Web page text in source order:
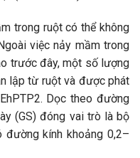
trong ruột có thể không
việc nảy mầm trong
trước đây, một số lượng
lập từ ruột và được phát
Dọc theo đường
(GS) đóng vai trò là bộ
kính khoảng 0,2–